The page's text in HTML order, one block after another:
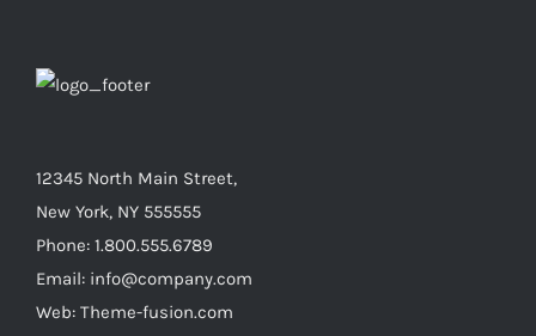
12345 North Main Street,
New York, NY 555555
Phone: 1.800.555.6789
Email: info@company.com
Web: Theme-fusion.com